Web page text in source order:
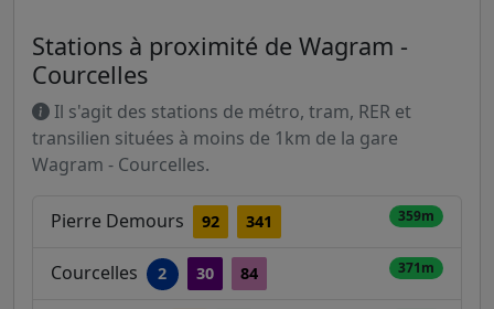
Stations à proximité de Wagram -
Courcelles
Il s'agit des stations de métro, tram, RER et
transilien situées à moins de 1km de la gare
Wagram - Courcelles.
Pierre Demours 92 341 359m
Courcelles 2 30 84 371m